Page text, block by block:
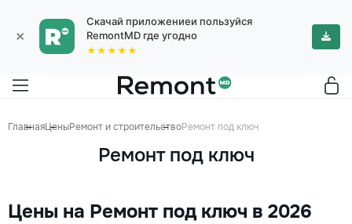
×
Скачай приложениеи пользуйся
RemontMD где угодно
★★★★★
ГлавнаяЦеныРемонт и строительствоРемонт под ключ
Ремонт под ключ
Цены на Ремонт под ключ в 2026